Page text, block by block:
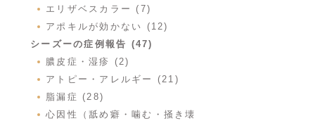
エリザベスカラー (7)
アポキルが効かない (12)
シーズーの症例報告 (47)
膿皮症・湿疹 (2)
アトピー・アレルギー (21)
脂漏症 (28)
心因性（舐め癖・噛む・掻き壊